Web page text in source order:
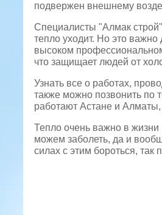
подвержен внешнему
Специалисты "Алмак
тепло уходит. Но это
высоком
что защищает людей от
Узнать все о работах,
также можно позвонить по
работают Астане и
Тепло очень важно в
можем заболеть, да и
силах с этим бороться, так